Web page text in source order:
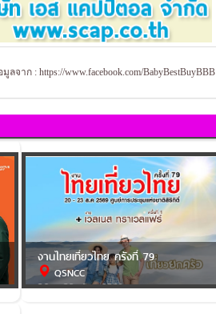
ลจาก : https://www.facebook.com/BabyBestBuyBBB
งานไทยเที่ยวไทย ครั้งที่ 79
QSNCC
20 - 23 ส.ค. 2569